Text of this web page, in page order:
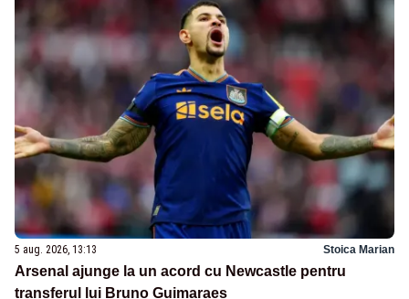
5 aug. 2026, 13:13 Stoica Marian
Arsenal ajunge la un acord cu Newcastle pentru
transferul lui Bruno Guimaraes